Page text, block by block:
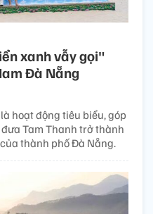
xanh vẫy gọi"
Đà Nẵng
hoạt động tiêu biểu, góp
Tam Thanh trở thành
thành phố Đà Nẵng.